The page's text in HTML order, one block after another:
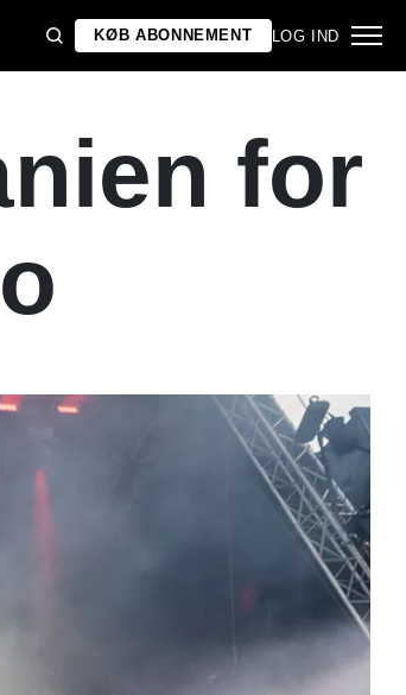
KØB ABONNEMENT LOG IND
for